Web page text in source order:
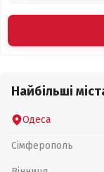
Найбільші
Одеса
Сімферополь